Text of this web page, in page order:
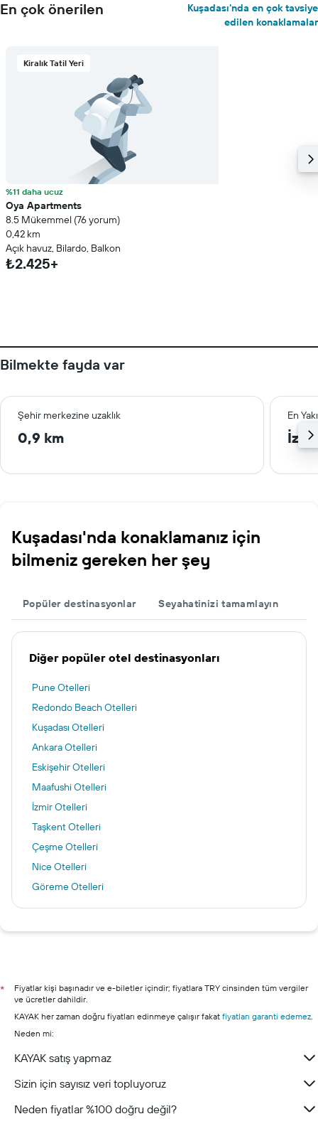
En çok önerilen
Kuşadası'nda en çok tavsiye
edilen konaklamalar
Kiralık Tatil Yeri
%11 daha ucuz
Oya Apartments
8.5 Mükemmel (76 yorum)
0,42 km
Açık havuz, Bilardo, Balkon
₺2.425+
Bilmekte fayda var
Şehir merkezine uzaklık En
0,9 km
Kuşadası'nda konaklamanız için
bilmeniz gereken her şey
Popüler destinasyonlar Seyahatinizi tamamlayın
Diğer popüler otel destinasyonları
Pune Otelleri
Redondo Beach Otelleri
Kuşadası Otelleri
Ankara Otelleri
Eskişehir Otelleri
Maafushi Otelleri
İzmir Otelleri
Taşkent Otelleri
Çeşme Otelleri
Nice Otelleri
Göreme Otelleri
Dalyan (Muğla) Otelleri
Didim otelleri
Aydin otelleri
*
Fiyatlar kişi başınadır ve e-biletler içindir; fiyatlara TRY cinsinden tüm vergiler
ve ücretler dahildir.
KAYAK her zaman doğru fiyatları edinmeye çalışır fakat fiyatları garanti edemez.
Neden mi:
KAYAK satış yapmaz
Sizin için sayısız veri topluyoruz
Neden fiyatlar %100 doğru değil?